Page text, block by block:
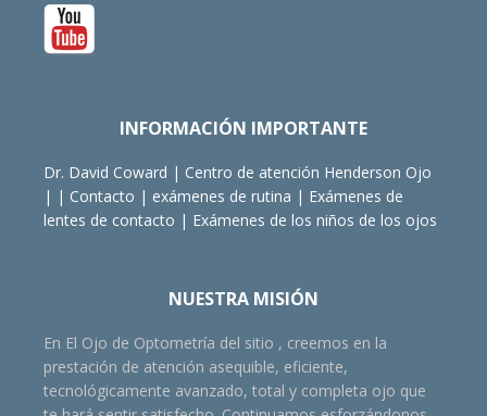
INFORMACIÓN IMPORTANTE
Dr. David Coward | Centro de atención Henderson Ojo
| | Contacto | exámenes de rutina | Exámenes de
lentes de contacto | Exámenes de los niños de los ojos
NUESTRA MISIÓN
En El Ojo de Optometría del sitio , creemos en la
prestación de atención asequible, eficiente,
tecnológicamente avanzado, total y completa ojo que